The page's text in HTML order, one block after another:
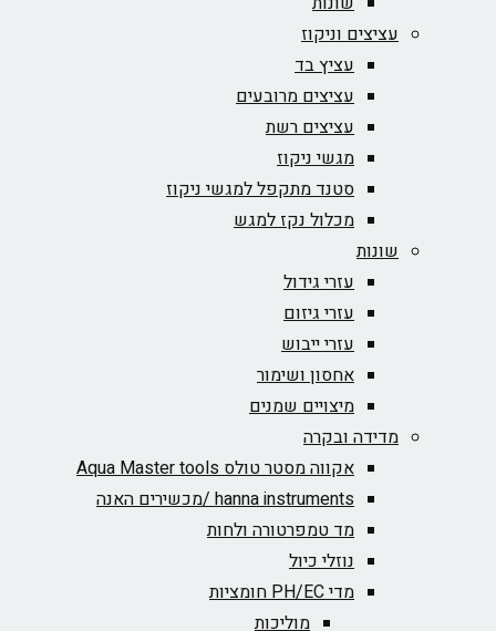
עציצים וניקוז
עציץ בד
עציצים מרובעים
עציצים רשת
מגשי ניקוז
סטנד מתקפל למגשי ניקוז
מכלול נקז למגש
שונות
עזרי גידול
עזרי גיזום
עזרי ייבוש
אחסון ושימור
מיצויים שמנים
מדידה ובקרה
אקווה מסטר טולס Aqua Master tools
hanna instruments /מכשירים האנה
מד טמפרטורה ולחות
נוזלי כיול
מדי PH/EC חומציות
מוליכות